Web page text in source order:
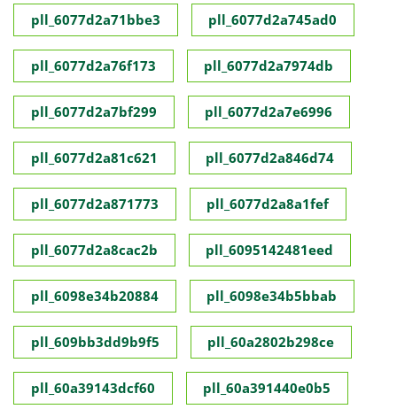
pll_6077d2a71bbe3 pll_6077d2a745ad0
pll_6077d2a76f173 pll_6077d2a7974db
pll_6077d2a7bf299 pll_6077d2a7e6996
pll_6077d2a81c621 pll_6077d2a846d74
pll_6077d2a871773 pll_6077d2a8a1fef
pll_6077d2a8cac2b pll_6095142481eed
pll_6098e34b20884 pll_6098e34b5bbab
pll_609bb3dd9b9f5 pll_60a2802b298ce
pll_60a39143dcf60 pll_60a391440e0b5